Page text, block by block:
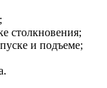
столкновения;
и подъеме;